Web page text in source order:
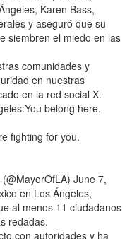
Karen Bass,
y aseguró que su
siembren el miedo en las
comunidades y
en nuestras
en la red social X.
belong here.
fighting for you.
June 7,
en Los Ángeles,
al menos 11 ciudadanos
redadas.
con autoridades y ha